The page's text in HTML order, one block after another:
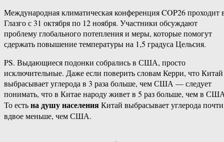
Международная климатическая конференция COP26 проходит
Глазго с 31 октября по 12 ноября. Участники обсуждают
проблему глобального потепления и меры, которые помогут
сдержать повышение температуры на 1,5 градуса Цельсия.
PS. Выдающиеся подонки собрались в США, просто
исключительные. Даже если поверить словам Керри, что Китай
выбрасывает углерода в 3 раза больше, чем США — следует
понимать, что в Китае народу живет в 5 раз больше, чем в
То естьна душу населенияКитай выбрасывает углерода почти
вдвое меньше, чем США.